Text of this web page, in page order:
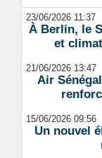
23/06/2026 11:37
À Berlin, le
et
21/06/2026 13:47
Air
15/06/2026 09:56
Un nouvel